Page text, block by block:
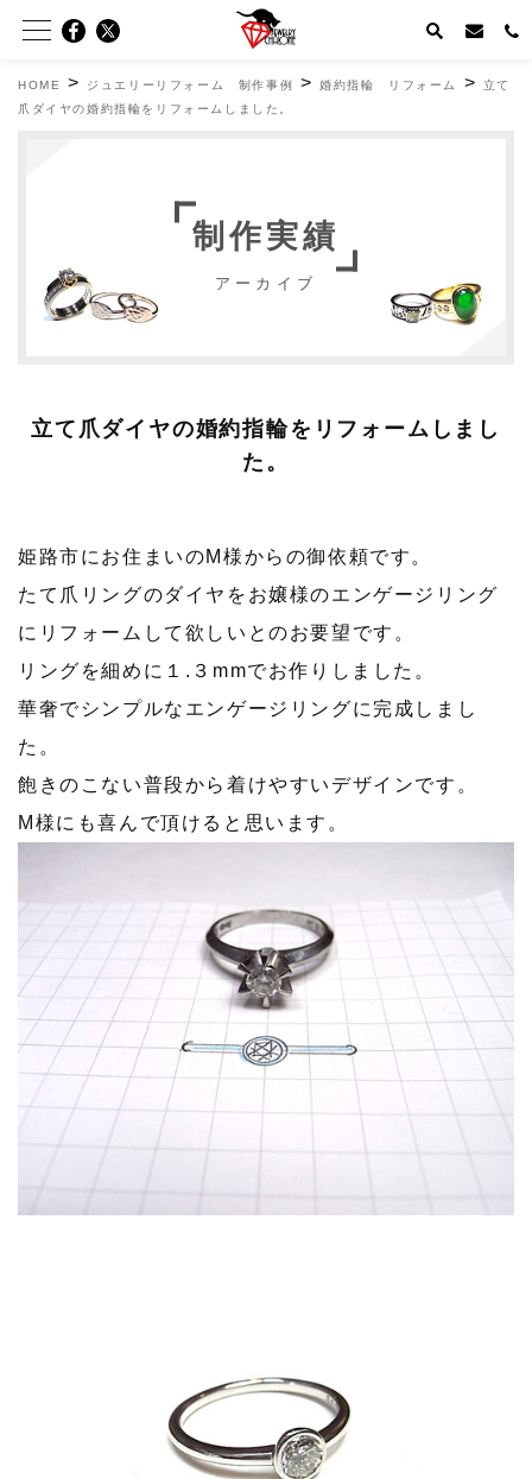
HOME > ジュエリーリフォーム 制作事例 >婚約指輪 リフォーム >
立て
爪ダイヤの婚約指輪をリフォームしました。
制作実績
アーカイブ
立て爪ダイヤの婚約指輪をリフォームしまし
た。
姫路市にお住まいのM様からの御依頼です。
たて爪リングのダイヤをお嬢様のエンゲージリング
にリフォームして欲しいとのお要望です。
リングを細めに１.３mmでお作りしました。
華奢でシンプルなエンゲージリングに完成しまし
た。
飽きのこない普段から着けやすいデザインです。
M様にも喜んで頂けると思います。